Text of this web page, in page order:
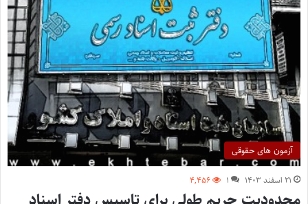
آزمون های حقوقی
۲۱ اسفند ۱۴۰۳ ۱ ۴,۴۵۶